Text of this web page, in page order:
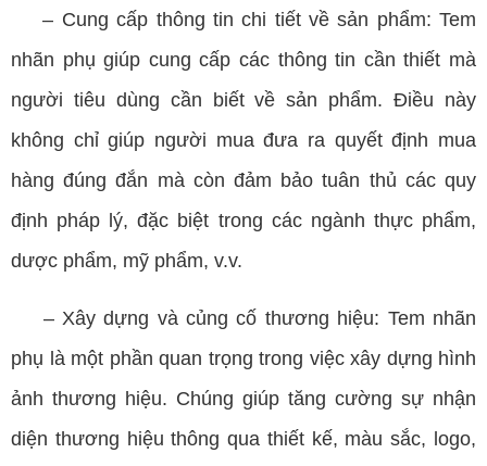
– Cung cấp thông tin chi tiết về sản phẩm: Tem
nhãn phụ giúp cung cấp các thông tin cần thiết mà
người tiêu dùng cần biết về sản phẩm. Điều này
không chỉ giúp người mua đưa ra quyết định mua
hàng đúng đắn mà còn đảm bảo tuân thủ các quy
định pháp lý, đặc biệt trong các ngành thực phẩm,
dược phẩm, mỹ phẩm, v.v.
– Xây dựng và củng cố thương hiệu: Tem nhãn
phụ là một phần quan trọng trong việc xây dựng hình
ảnh thương hiệu. Chúng giúp tăng cường sự nhận
diện thương hiệu thông qua thiết kế, màu sắc, logo,